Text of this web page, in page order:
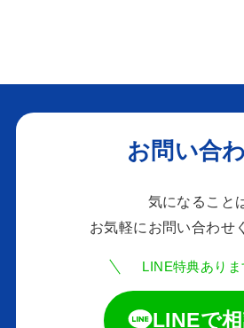
お問い合
気になること
お気軽にお問い合わせ
LINE特典ありま
LINEで